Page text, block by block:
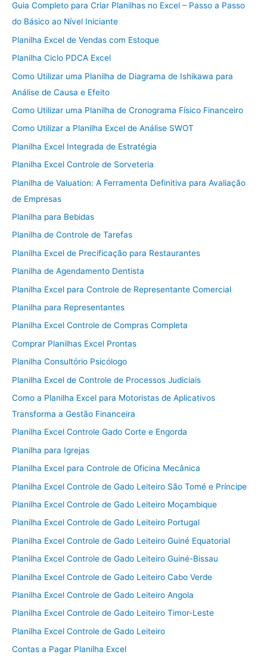
Guia Completo para Criar Planilhas no Excel – Passo a Passo
do Básico ao Nível Iniciante
Planilha Excel de Vendas com Estoque
Planilha Ciclo PDCA Excel
Como Utilizar uma Planilha de Diagrama de Ishikawa para
Análise de Causa e Efeito
Como Utilizar uma Planilha de Cronograma Físico Financeiro
Como Utilizar a Planilha Excel de Análise SWOT
Planilha Excel Integrada de Estratégia
Planilha Excel Controle de Sorveteria
Planilha de Valuation: A Ferramenta Definitiva para Avaliação
de Empresas
Planilha para Bebidas
Planilha de Controle de Tarefas
Planilha Excel de Precificação para Restaurantes
Planilha de Agendamento Dentista
Planilha Excel para Controle de Representante Comercial
Planilha para Representantes
Planilha Excel Controle de Compras Completa
Comprar Planilhas Excel Prontas
Planilha Consultório Psicólogo
Planilha Excel de Controle de Processos Judiciais
Como a Planilha Excel para Motoristas de Aplicativos
Transforma a Gestão Financeira
Planilha Excel Controle Gado Corte e Engorda
Planilha para Igrejas
Planilha Excel para Controle de Oficina Mecânica
Planilha Excel Controle de Gado Leiteiro São Tomé e Príncipe
Planilha Excel Controle de Gado Leiteiro Moçambique
Planilha Excel Controle de Gado Leiteiro Portugal
Planilha Excel Controle de Gado Leiteiro Guiné Equatorial
Planilha Excel Controle de Gado Leiteiro Guiné-Bissau
Planilha Excel Controle de Gado Leiteiro Cabo Verde
Planilha Excel Controle de Gado Leiteiro Angola
Planilha Excel Controle de Gado Leiteiro Timor-Leste
Planilha Excel Controle de Gado Leiteiro
Contas a Pagar Planilha Excel